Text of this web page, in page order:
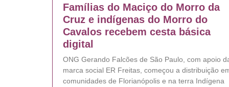
Famílias do Maciço do Morro da
Cruz e indígenas do Morro do
Cavalos recebem cesta básica
digital
ONG Gerando Falcões de São Paulo, com apoio
marca social ER Freitas, começou a distribuição
comunidades de Florianópolis e na terra Indígena